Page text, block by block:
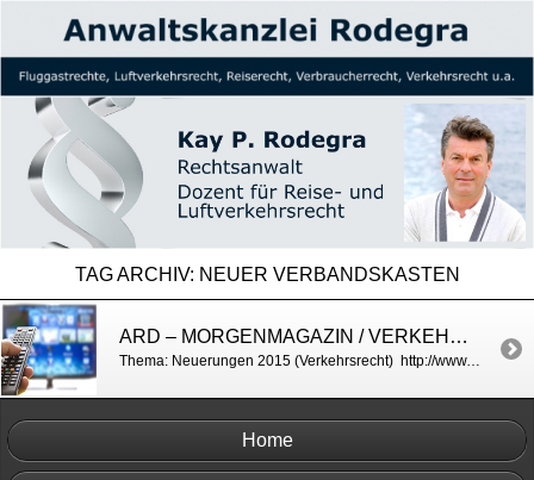
TAG ARCHIV: NEUER VERBANDSKASTEN
ARD – MORGENMAGAZIN / VERKEHRSRECHT (NEUERUNGEN 2015)
Thema: Neuerungen 2015 (Verkehrsrecht) http://www.daserste.de/information/politik-weltgeschehen/morgenmagazin/service/service-aenderungen-im-strassenverkehr-100.html
Home